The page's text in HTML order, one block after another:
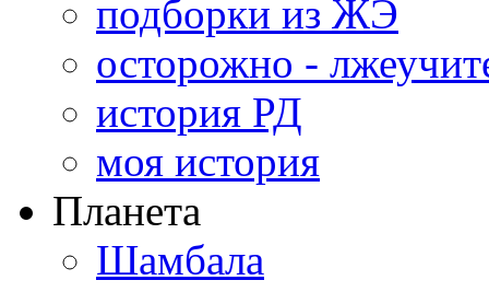
подборки из ЖЭ
осторожно -
история РД
моя история
Планета
Шамбала